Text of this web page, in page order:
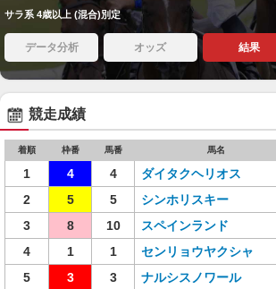
サラ系 4歳以上 (混合)別定
データ分析 オッズ 結果
競走成績
着順 枠番 馬番 馬名
1 4 4 ダイタクヘリオス
2
5 5 シンホリスキー
3
8 10 スペインランド
4
1 1 センリョウヤクシャ
5
3 3 ナルシスノワール